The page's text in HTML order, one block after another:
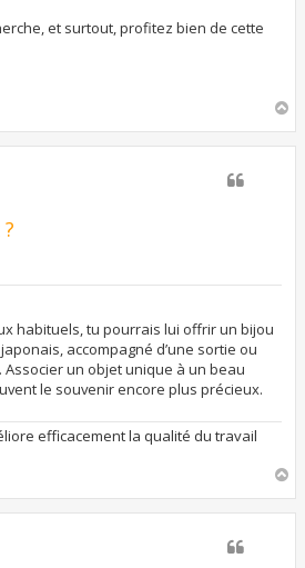
et surtout, profitez bien de cette
u
habituels, tu pourrais lui offrir un bijou
accompagné d’une sortie ou
Associer un objet unique à un beau
le souvenir encore plus précieux.
efficacement la qualité du travail
u